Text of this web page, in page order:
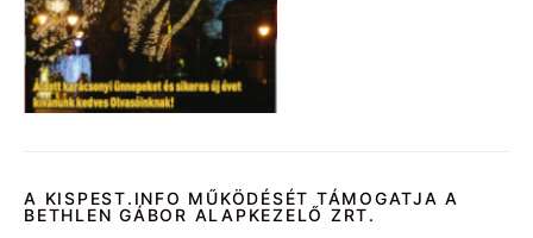
A KISPEST.INFO MŰKÖDÉSÉT TÁMOGATJA A
BETHLEN GÁBOR ALAPKEZELŐ ZRT.